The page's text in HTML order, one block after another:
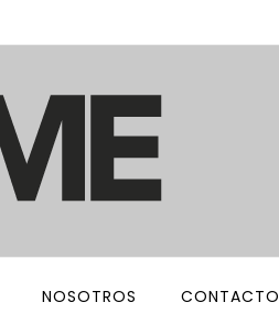
NOSOTROS CONTACTO